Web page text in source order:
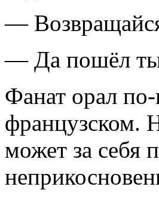
—
— Да пошёл
Фанат орал
французском.
может за себя